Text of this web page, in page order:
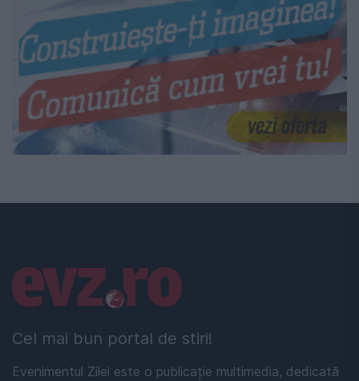
Cel mai bun portal de stiri!
Evenimentul Zilei este o publicație multimedia, dedicată
Linkuri utile